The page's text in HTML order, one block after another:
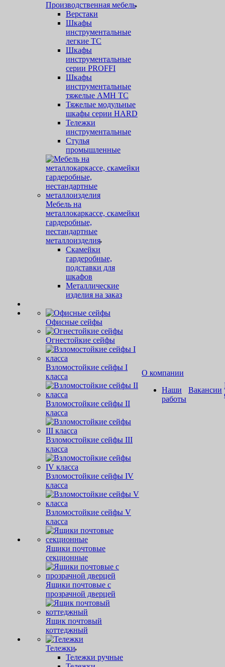
Производственная мебель
Верстаки
Шкафы
инструментальные
легкие ТС
Шкафы
инструментальные
серии PROFFI
Шкафы
инструментальные
тяжелые AMH TC
Тяжелые модульные
шкафы серии HARD
Тележки
инструментальные
Стулья
промышленные
Мебель на
металлокаркассе, скамейки
гардеробные,
нестандартные
металлоизделия
Скамейки
гардеробные,
подставки для
шкафов
Металлические
изделия на заказ
Офисные сейфы
Огнестойкие сейфы
Взломостойкие сейфы I
класса
Взломостойкие сейфы II
класса
Взломостойкие сейфы III
класса
Взломостойкие сейфы IV
класса
Взломостойкие сейфы V
класса
Ящики почтовые
секционные
Ящики почтовые с
прозрачной дверцей
Ящик почтовый
коттеджный
Тележки
Тележки ручные
О компании
Наши
работы
Вакансии